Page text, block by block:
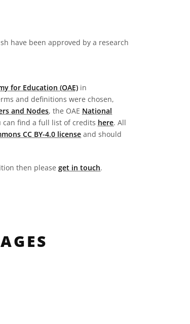
have been approved by a research
for Education (OAE) in
and definitions were chosen,
and Nodes, the OAE National
can find a full list of credits here. All
CC BY-4.0 license and should
then please get in touch.